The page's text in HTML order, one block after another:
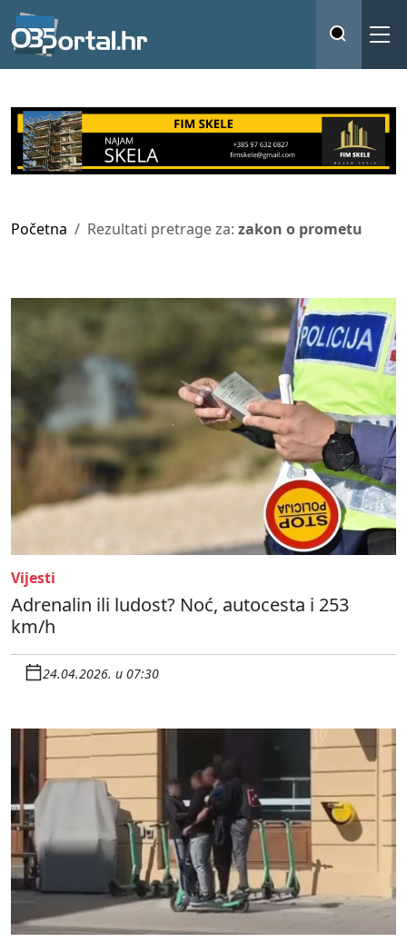
Početna Rezultati pretrage za: zakon o prometu
Vijesti
Adrenalin ili ludost? Noć, autocesta i 253
km/h
24.04.2026. u 07:30